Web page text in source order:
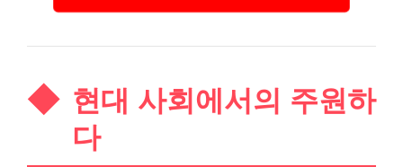
현대 사회에서의 주원하
다